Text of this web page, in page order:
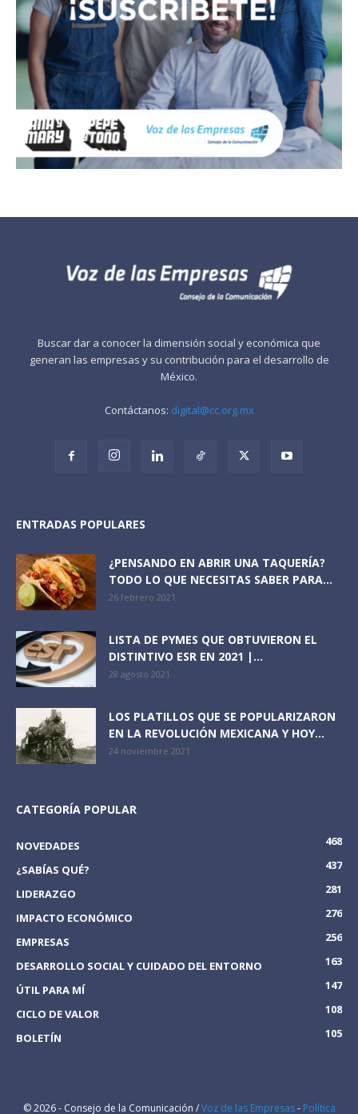
Buscar dar a conocer la dimensión social y económica que
generan las empresas y su contribución para el desarrollo de
México.
Contáctanos: digital@cc.org.mx
ENTRADAS POPULARES
¿PENSANDO EN ABRIR UNA TAQUERÍA?
TODO LO QUE NECESITAS SABER PARA...
26 febrero 2021
LISTA DE PYMES QUE OBTUVIERON EL
DISTINTIVO ESR EN 2021 |...
28 agosto 2021
LOS PLATILLOS QUE SE POPULARIZARON
EN LA REVOLUCIÓN MEXICANA Y HOY...
24 noviembre 2021
CATEGORÍA POPULAR
NOVEDADES
468
¿SABÍAS QUÉ?
437
LIDERAZGO
281
IMPACTO ECONÓMICO
276
EMPRESAS
256
DESARROLLO SOCIAL Y CUIDADO DEL ENTORNO
163
ÚTIL PARA MÍ
147
CICLO DE VALOR
108
BOLETÍN
105
© 2026 - Consejo de la Comunicación /Voz de las Empresas- Política